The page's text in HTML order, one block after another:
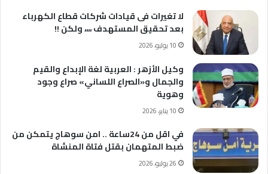
لا تغيرات فى قيادات شركات قطاع الكهرباء
بعد تحقيق المستهدف ،،،، ولكن !!
10 يوليو، 2026
وكيل الأزهر : العربية لغة الإبداع والقيم
والجمال و«الصراع اللساني» صراع وجود
وهوية
10 يناير، 2026
في اقل من 24ساعة .. امن سوهاج يتمكن من
ضبط المتهمان بقتل فتاة المنشاة
26 يوليو، 2026